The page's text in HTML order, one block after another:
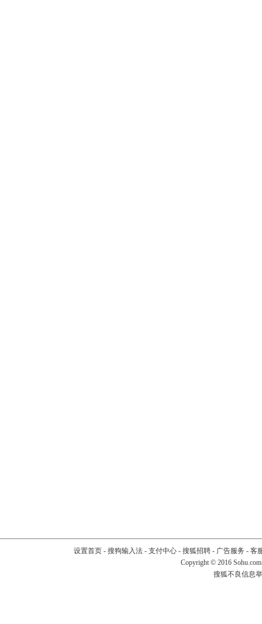
设置首页- 搜狗输入法- 支付中心- 搜狐招聘- 广告服务 - 客
Copyright © 2016
搜狐不良信息